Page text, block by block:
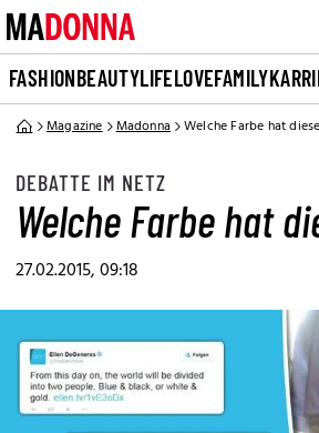
FASHIONBEAUTYLIFELOVEFAMILY
Magazine Madonna Welche Farbe hat
DEBATTE IM NETZ
Welche Farbe hat
27.02.2015, 09:18